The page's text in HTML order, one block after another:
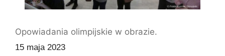
Opowiadania olimpijskie w obrazie.
15 maja 2023